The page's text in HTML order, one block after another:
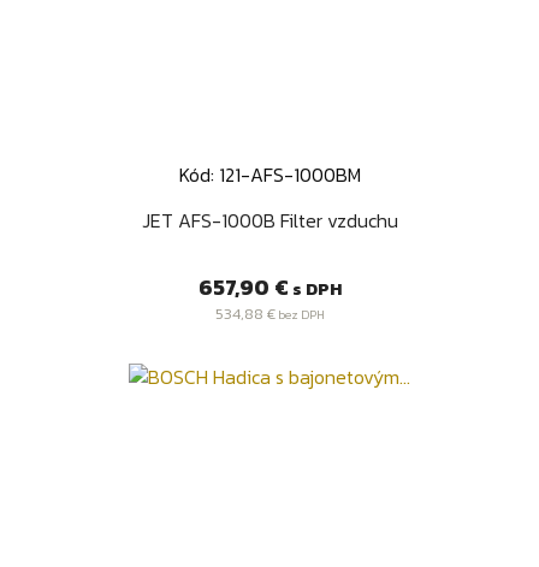
Kód: 121-AFS-1000BM
JET AFS-1000B Filter vzduchu
Cena
657,90 € s DPH
534,88 €bez DPH